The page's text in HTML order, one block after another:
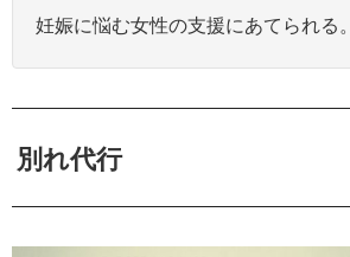
妊娠に悩む女性の支援にあてられる。
別れ代行